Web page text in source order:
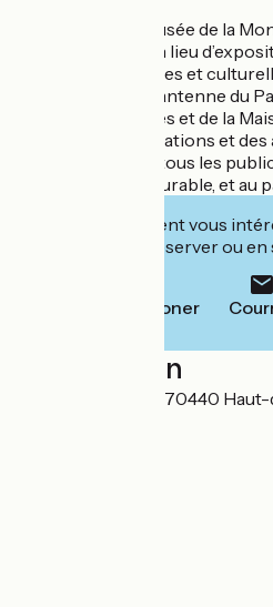
À proximité du Musée de la
Nature Culture, un lieu
richesses naturelles et
lieu est aussi une antenne du
Ballons des Vosges et de la
propose des animations et
pour sensibiliser tous les
développement durable, et
Cet établissement vous
leur site pour réserver ou en
Téléphoner
Localisation
Château Lambert 70440